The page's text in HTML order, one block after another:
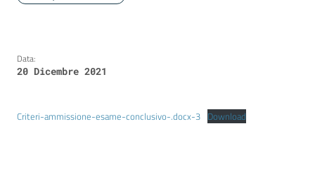
Data:
20 Dicembre 2021
Criteri-ammissione-esame-conclusivo-.docx-3 Download